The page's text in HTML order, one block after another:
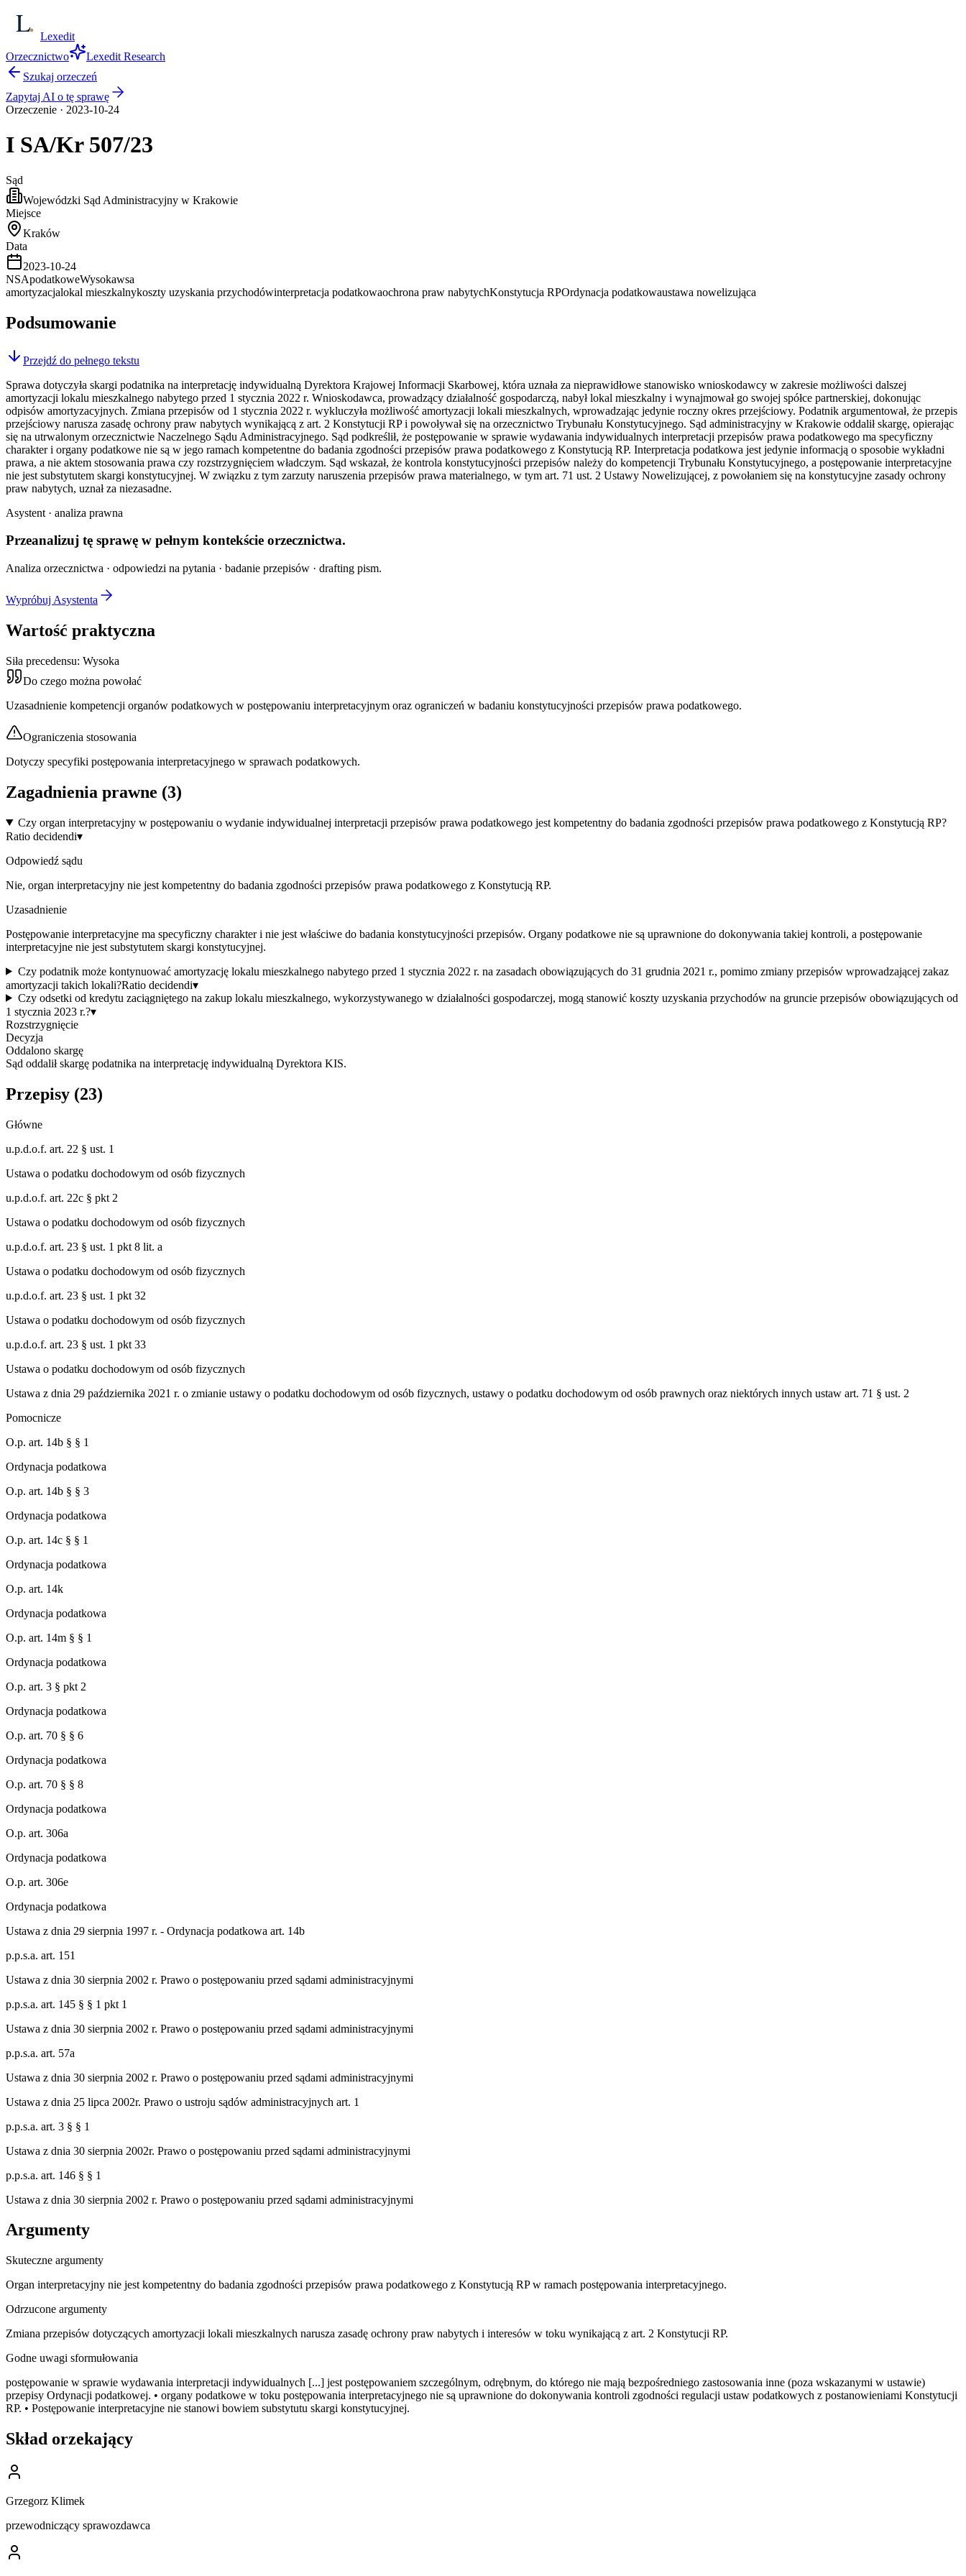
Lexedit
Orzecznictwo
Lexedit Research
Szukaj orzeczeń
Zapytaj AI o tę sprawę
Orzeczenie · 2023-10-24
I SA/Kr 507/23
Sąd
Wojewódzki Sąd Administracyjny w Krakowie
Miejsce
Kraków
Data
2023-10-24
NSApodatkoweWysokawsa
amortyzacjalokal mieszkalnykoszty uzyskania przychodówinterpretacja podatkowaochrona praw nabytychKonstytucja RPOrdynacja podatkowaustawa nowelizująca
Podsumowanie
Przejdź do pełnego tekstu
Sprawa dotyczyła skargi podatnika na interpretację indywidualną Dyrektora Krajowej Informacji Skarbowej, która uznała za nieprawidłowe stanowisko wnioskodawcy w zakresie możliwości dalszej
amortyzacji lokalu mieszkalnego nabytego przed 1 stycznia 2022 r. Wnioskodawca, prowadzący działalność gospodarczą, nabył lokal mieszkalny i wynajmował go swojej spółce partnerskiej, dokonując
odpisów amortyzacyjnych. Zmiana przepisów od 1 stycznia 2022 r. wykluczyła możliwość amortyzacji lokali mieszkalnych, wprowadzając jedynie roczny okres przejściowy. Podatnik argumentował, że przepis
przejściowy narusza zasadę ochrony praw nabytych wynikającą z art. 2 Konstytucji RP i powoływał się na orzecznictwo Trybunału Konstytucyjnego. Sąd administracyjny w Krakowie oddalił skargę, opierając
się na utrwalonym orzecznictwie Naczelnego Sądu Administracyjnego. Sąd podkreślił, że postępowanie w sprawie wydawania indywidualnych interpretacji przepisów prawa podatkowego ma specyficzny
charakter i organy podatkowe nie są w jego ramach kompetentne do badania zgodności przepisów prawa podatkowego z Konstytucją RP. Interpretacja podatkowa jest jedynie informacją o sposobie wykładni
prawa, a nie aktem stosowania prawa czy rozstrzygnięciem władczym. Sąd wskazał, że kontrola konstytucyjności przepisów należy do kompetencji Trybunału Konstytucyjnego, a postępowanie interpretacyjne
nie jest substytutem skargi konstytucyjnej. W związku z tym zarzuty naruszenia przepisów prawa materialnego, w tym art. 71 ust. 2 Ustawy Nowelizującej, z powołaniem się na konstytucyjne zasady ochrony
praw nabytych, uznał za niezasadne.
Asystent · analiza prawna
Przeanalizuj tę sprawę w pełnym kontekście orzecznictwa.
Analiza orzecznictwa · odpowiedzi na pytania · badanie przepisów · drafting pism.
Wypróbuj Asystenta
Wartość praktyczna
Siła precedensu: Wysoka
Do czego można powołać
Uzasadnienie kompetencji organów podatkowych w postępowaniu interpretacyjnym oraz ograniczeń w badaniu konstytucyjności przepisów prawa podatkowego.
Ograniczenia stosowania
Dotyczy specyfiki postępowania interpretacyjnego w sprawach podatkowych.
Zagadnienia prawne (3)
Czy organ interpretacyjny w postępowaniu o wydanie indywidualnej interpretacji przepisów prawa podatkowego jest kompetentny do badania zgodności przepisów prawa podatkowego z Konstytucją RP?
Ratio decidendi▾
Odpowiedź sądu
Nie, organ interpretacyjny nie jest kompetentny do badania zgodności przepisów prawa podatkowego z Konstytucją RP.
Uzasadnienie
Postępowanie interpretacyjne ma specyficzny charakter i nie jest właściwe do badania konstytucyjności przepisów. Organy podatkowe nie są uprawnione do dokonywania takiej kontroli, a postępowanie
interpretacyjne nie jest substytutem skargi konstytucyjnej.
Czy podatnik może kontynuować amortyzację lokalu mieszkalnego nabytego przed 1 stycznia 2022 r. na zasadach obowiązujących do 31 grudnia 2021 r., pomimo zmiany przepisów wprowadzającej zakaz
amortyzacji takich lokali?Ratio decidendi▾
Czy odsetki od kredytu zaciągniętego na zakup lokalu mieszkalnego, wykorzystywanego w działalności gospodarczej, mogą stanowić koszty uzyskania przychodów na gruncie przepisów obowiązujących od
1 stycznia 2023 r.?▾
Rozstrzygnięcie
Decyzja
Oddalono skargę
Sąd oddalił skargę podatnika na interpretację indywidualną Dyrektora KIS.
Przepisy (23)
Główne
u.p.d.o.f. art. 22 § ust. 1
Ustawa o podatku dochodowym od osób fizycznych
u.p.d.o.f. art. 22c § pkt 2
Ustawa o podatku dochodowym od osób fizycznych
u.p.d.o.f. art. 23 § ust. 1 pkt 8 lit. a
Ustawa o podatku dochodowym od osób fizycznych
u.p.d.o.f. art. 23 § ust. 1 pkt 32
Ustawa o podatku dochodowym od osób fizycznych
u.p.d.o.f. art. 23 § ust. 1 pkt 33
Ustawa o podatku dochodowym od osób fizycznych
Ustawa z dnia 29 października 2021 r. o zmianie ustawy o podatku dochodowym od osób fizycznych, ustawy o podatku dochodowym od osób prawnych oraz niektórych innych ustaw art. 71 § ust. 2
Pomocnicze
O.p. art. 14b § § 1
Ordynacja podatkowa
O.p. art. 14b § § 3
Ordynacja podatkowa
O.p. art. 14c § § 1
Ordynacja podatkowa
O.p. art. 14k
Ordynacja podatkowa
O.p. art. 14m § § 1
Ordynacja podatkowa
O.p. art. 3 § pkt 2
Ordynacja podatkowa
O.p. art. 70 § § 6
Ordynacja podatkowa
O.p. art. 70 § § 8
Ordynacja podatkowa
O.p. art. 306a
Ordynacja podatkowa
O.p. art. 306e
Ordynacja podatkowa
Ustawa z dnia 29 sierpnia 1997 r. - Ordynacja podatkowa art. 14b
p.p.s.a. art. 151
Ustawa z dnia 30 sierpnia 2002 r. Prawo o postępowaniu przed sądami administracyjnymi
p.p.s.a. art. 145 § § 1 pkt 1
Ustawa z dnia 30 sierpnia 2002 r. Prawo o postępowaniu przed sądami administracyjnymi
p.p.s.a. art. 57a
Ustawa z dnia 30 sierpnia 2002 r. Prawo o postępowaniu przed sądami administracyjnymi
Ustawa z dnia 25 lipca 2002r. Prawo o ustroju sądów administracyjnych art. 1
p.p.s.a. art. 3 § § 1
Ustawa z dnia 30 sierpnia 2002r. Prawo o postępowaniu przed sądami administracyjnymi
p.p.s.a. art. 146 § § 1
Ustawa z dnia 30 sierpnia 2002 r. Prawo o postępowaniu przed sądami administracyjnymi
Argumenty
Skuteczne argumenty
Organ interpretacyjny nie jest kompetentny do badania zgodności przepisów prawa podatkowego z Konstytucją RP w ramach postępowania interpretacyjnego.
Odrzucone argumenty
Zmiana przepisów dotyczących amortyzacji lokali mieszkalnych narusza zasadę ochrony praw nabytych i interesów w toku wynikającą z art. 2 Konstytucji RP.
Godne uwagi sformułowania
postępowanie w sprawie wydawania interpretacji indywidualnych [...] jest postępowaniem szczególnym, odrębnym, do którego nie mają bezpośredniego zastosowania inne (poza wskazanymi w ustawie)
przepisy Ordynacji podatkowej. • organy podatkowe w toku postępowania interpretacyjnego nie są uprawnione do dokonywania kontroli zgodności regulacji ustaw podatkowych z postanowieniami Konstytucji
RP. • Postępowanie interpretacyjne nie stanowi bowiem substytutu skargi konstytucyjnej.
Skład orzekający
Grzegorz Klimek
przewodniczący sprawozdawca